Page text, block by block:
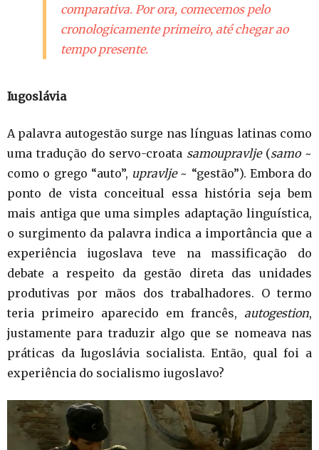
comparativa. Por ora, comecemos pelo
cronologicamente primeiro, até chegar ao
tempo presente.
Iugoslávia
A palavra autogestão surge nas línguas latinas como
uma tradução do servo-croata samoupravlje(samo~
como o grego “auto”, upravlje~ “gestão”). Embora do
ponto de vista conceitual essa história seja bem
mais antiga que uma simples adaptação linguística,
o surgimento da palavra indica a importância que a
experiência iugoslava teve na massificação do
debate a respeito da gestão direta das unidades
produtivas por mãos dos trabalhadores. O termo
teria primeiro aparecido em francês, autogestion,
justamente para traduzir algo que se nomeava nas
práticas da Iugoslávia socialista. Então, qual foi a
experiência do socialismo iugoslavo?